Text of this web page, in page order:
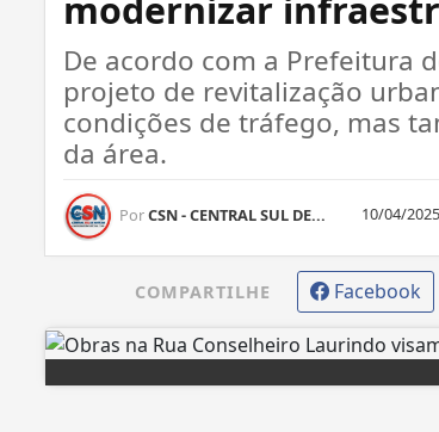
modernizar
De acordo com a Prefeitura
projeto de revitalização
condições de tráfego, mas
da área.
PorCSN - CENTRAL SUL DE... 10/04/
COMPARTILHE Facebook